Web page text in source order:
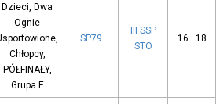
Dzieci, Dwa
Ognie
Chłopcy,
PÓŁFINAŁY,
Grupa E
SP79
III SSP
STO
16 : 18